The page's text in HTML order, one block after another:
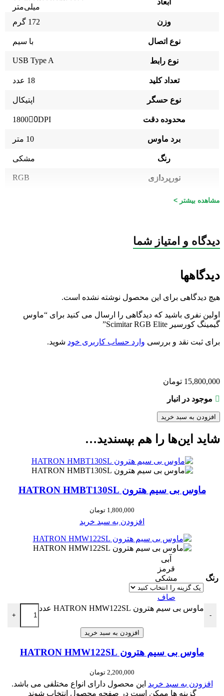
ابعاد
میلی‌متر
وزن
172 گرم
نوع اتصال با سیم
نوع رابط USB Type A
تعداد کلید 18 عدد
نوع حسگر اپتیکال
محدوده دقت 18000ِDPI
برد ماوس 10 متر
رنگ مشکی
نورپردازی RGB
قابلیت برنامه ریزی
طول کابل
برند
مشاهده بیشتر >
دیدگاه و امتیاز شما
دیدگاهها
هیچ دیدگاهی برای این محصول نوشته نشده است.
اولین نفری باشید که دیدگاهی را ارسال می کنید برای “ماوس
گیمینگ کورسیر Scimitar RGB Elite”
برای ثبت نقد و بررسی وارد حساب کاربری خود شوید.
15,800,000 تومان
موجود در انبار
افزودن به سبد خرید
شاید این‌ها را هم بپسندید…
ماوس بی سیم هترون HATRON HMBT130SL
1,800,000 تومان
افزودن به سبد خرید
رنگ
آبی
قرمز
مشکی
صاف
-
ماوس بی سیم هترون HATRON HMW122SL عدد
+
افزودن به سبد خرید
ماوس بی سیم هترون HATRON HMW122SL
2,200,000 تومان
افزودن به سبد خرید این محصول دارای انواع مختلفی می باشد.
گزینه ها ممکن است در صفحه محصول انتخاب شوند